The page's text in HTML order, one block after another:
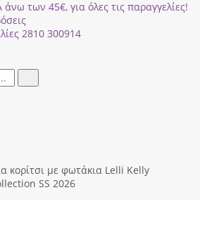
των 45€, για όλες τις παραγγελίες!
2810 300914
κορίτσι με φωτάκια Lelli Kelly
SS 2026